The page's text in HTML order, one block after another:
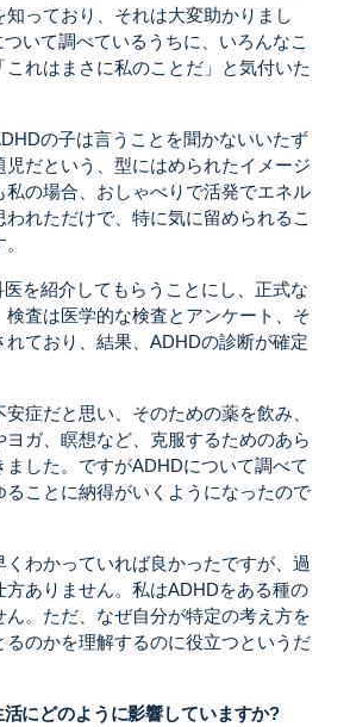
知っており、それは大変助かりまし
いて調べているうちに、いろんなこ
これはまさに私のことだ」と気付いた
の子は言うことを聞かないいたず
児だという、型にはめられたイメージ
私の場合、おしゃべりで活発でエネル
れただけで、特に気に留められるこ
を紹介してもらうことにし、正式な
査は医学的な検査とアンケート、そ
れており、結果、ADHDの診断が確定
症だと思い、そのための薬を飲み、
ヨガ、瞑想など、克服するためのあら
ました。ですがADHDについて調べて
ることに納得がいくようになったので
くわかっていれば良かったですが、過
方ありません。私はADHDをある種の
。ただ、なぜ自分が特定の考え方を
るのかを理解するのに役立つというだ
にどのように影響していますか?